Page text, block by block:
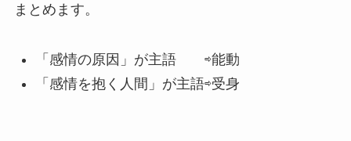
まとめます。
「感情の原因」が主語 ⇨能動
「感情を抱く人間」が主語⇨受身